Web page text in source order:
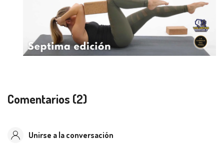
Comentarios (2)
Unirse a la conversación